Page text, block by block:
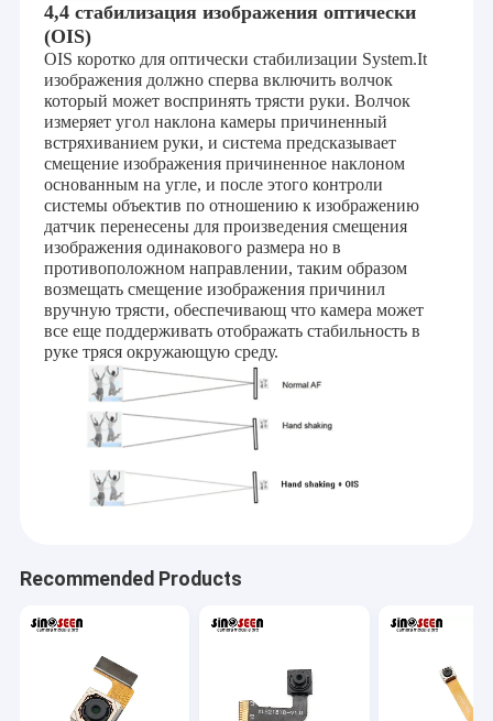
4,4 стабилизация изображения оптически
(OIS)
OIS коротко для оптически стабилизации System.It
изображения должно сперва включить волчок
который может воспринять трясти руки. Волчок
измеряет угол наклона камеры причиненный
встряхиванием руки, и система предсказывает
смещение изображения причиненное наклоном
основанным на угле, и после этого контроли
системы объектив по отношению к изображению
датчик перенесены для произведения смещения
изображения одинакового размера но в
противоположном направлении, таким образом
возмещать смещение изображения причинил
вручную трясти, обеспечивающ что камера может
все еще поддерживать отображать стабильность в
руке тряся окружающую среду.
Recommended Products